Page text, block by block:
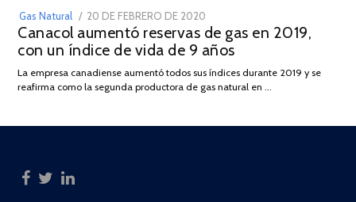
Gas Natural
POSTED
ON
20 DE FEBRERO DE 2020
DE
JULIO
2025
Canacol aumentó reservas de gas en 2019,
con un índice de vida de 9 años
La empresa canadiense aumentó todos sus índices durante 2019 y se
reafirma como la segunda productora de gas natural en …